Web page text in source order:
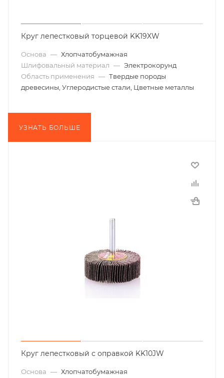
Круг лепестковый торцевой KK19XW
Основа — Хлопчатобумажная
Шлифовальный материал — Электрокорунд
Область применения — Твердые породы
древесины, Углеродистые стали, Цветные металлы
УЗНАТЬ БОЛЬШЕ
Круг лепестковый с оправкой KK10JW
Основа — Хлопчатобумажная